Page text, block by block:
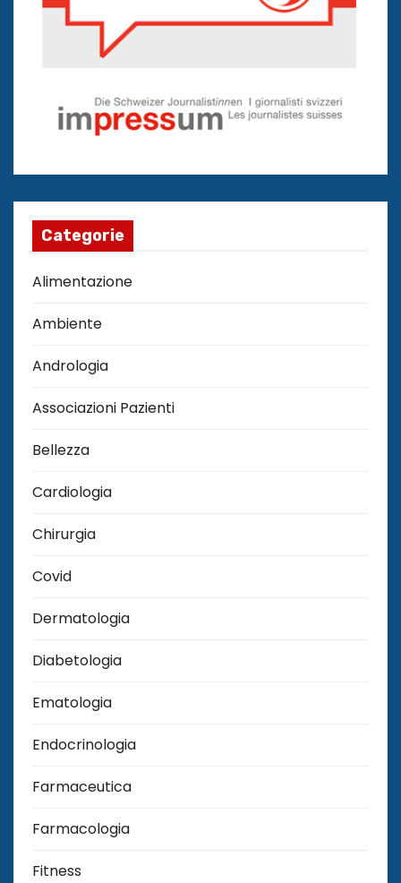
Categorie
Alimentazione
Ambiente
Andrologia
Associazioni Pazienti
Bellezza
Cardiologia
Chirurgia
Covid
Dermatologia
Diabetologia
Ematologia
Endocrinologia
Farmaceutica
Farmacologia
Fitness